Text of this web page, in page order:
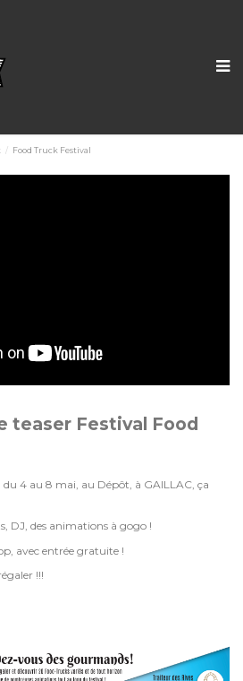
Food Truck Festival
teaser Festival Food
du 4 au 8 mai, au Dépôt, à GAILLAC, ça
DJ, des animations à gogo !
avec entrée gratuite !
!!!